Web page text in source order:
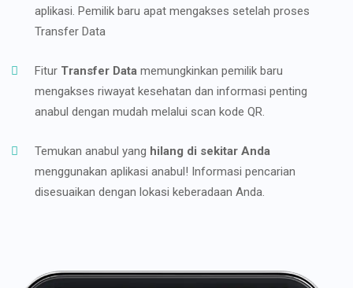
aplikasi. Pemilik baru apat mengakses setelah proses
Transfer Data
Fitur Transfer Data memungkinkan pemilik baru
mengakses riwayat kesehatan dan informasi penting
anabul dengan mudah melalui scan kode QR.
Temukan anabul yang hilang di sekitar Anda
menggunakan aplikasi anabul! Informasi pencarian
disesuaikan dengan lokasi keberadaan Anda.